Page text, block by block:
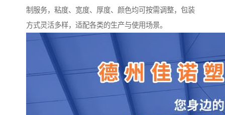
制服务，粘度、宽度、厚度、颜色均可按需调整，包装
方式灵活多样，适配各类的生产与使用场景。